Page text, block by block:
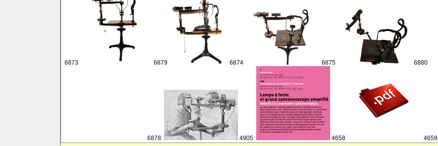
6873 6879 6874 6875 6880
6878 4905 4658 4659